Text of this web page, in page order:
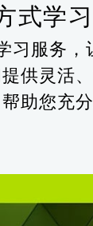
式学习
习服务，
供灵活
助您充